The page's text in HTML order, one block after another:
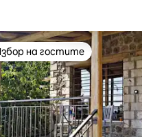
на гостите
на гостите